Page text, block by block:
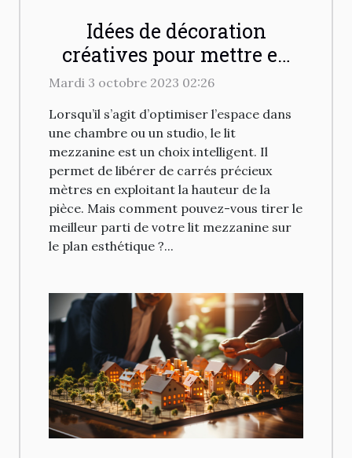
Idées de décoration
créatives pour mettre en
valeur un lit mezzanine
Mardi 3 octobre 2023 02:26
Lorsqu’il s’agit d’optimiser l’espace dans
une chambre ou un studio, le lit
mezzanine est un choix intelligent. Il
permet de libérer de carrés précieux
mètres en exploitant la hauteur de la
pièce. Mais comment pouvez-vous tirer le
meilleur parti de votre lit mezzanine sur
le plan esthétique ?...